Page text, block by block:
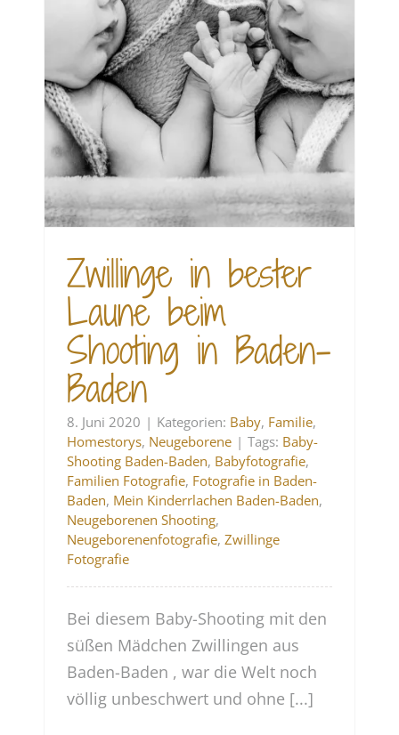
Zwillinge in bester
Laune beim
Shooting in Baden-
Baden
8. Juni 2020 | Kategorien: Baby, Familie,
Homestorys, Neugeborene | Tags: Baby-
Shooting Baden-Baden, Babyfotografie,
Familien Fotografie, Fotografie in Baden-
Baden, Mein Kinderrlachen Baden-Baden,
Neugeborenen Shooting,
Neugeborenenfotografie,Zwillinge
Fotografie
Bei diesem Baby-Shooting mit den
süßen Mädchen Zwillingen aus
Baden-Baden , war die Welt noch
völlig unbeschwert und ohne [...]